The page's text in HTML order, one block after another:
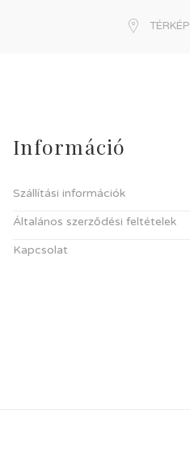
TÉRKÉP
Információ
Szállítási információk
Általános szerződési feltételek
Kapcsolat